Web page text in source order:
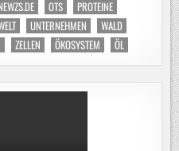
OTS
PROTEINE
UNTERNEHMEN
WALD
ZELLEN ÖKOSYSTEM ÖL